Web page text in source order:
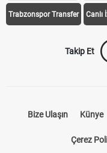
Trabzonspor Transfer Canlı
Takip Et
Bize Ulaşın Künye
Çerez